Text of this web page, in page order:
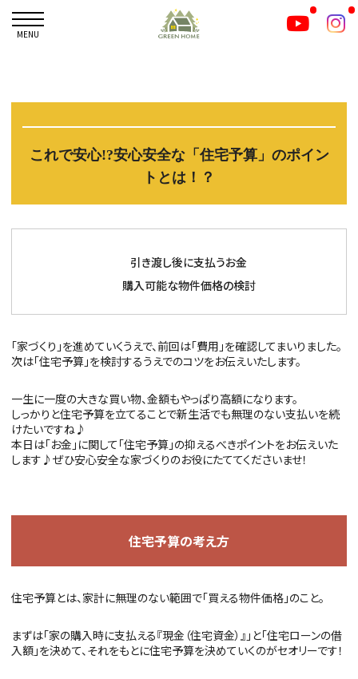
MENU
これで安心!?安心安全な「住宅予算」のポイン
トとは！？
引き渡し後に支払うお金
購入可能な物件価格の検討
「家づくり」を進めていくうえで、前回は「費用」を確認してまいりました。
次は「住宅予算」を検討するうえでのコツをお伝えいたします。
一生に一度の大きな買い物、金額もやっぱり高額になります。
しっかりと住宅予算を立てることで新生活でも無理のない支払いを続
けたいですね♪
本日は「お金」に関して「住宅予算」の抑えるべきポイントをお伝えいた
します♪ぜひ安心安全な家づくりのお役にたててくださいませ！
住宅予算の考え方
住宅予算とは、家計に無理のない範囲で「買える物件価格」のこと。
まずは「家の購入時に支払える『現金（住宅資金）』」と「住宅ローンの借
入額」を決めて、それをもとに住宅予算を決めていくのがセオリーです！